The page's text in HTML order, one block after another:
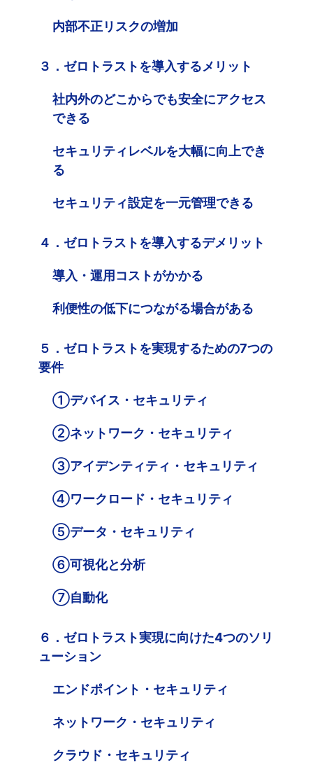
内部不正リスクの増加
３．ゼロトラストを導入するメリット
社内外のどこからでも安全にアクセス
できる
セキュリティレベルを大幅に向上でき
る
セキュリティ設定を一元管理できる
４．ゼロトラストを導入するデメリット
導入・運用コストがかかる
利便性の低下につながる場合がある
５．ゼロトラストを実現するための7つの
要件
①デバイス・セキュリティ
②ネットワーク・セキュリティ
③アイデンティティ・セキュリティ
④ワークロード・セキュリティ
⑤データ・セキュリティ
⑥可視化と分析
⑦自動化
６．ゼロトラスト実現に向けた4つのソリ
ューション
エンドポイント・セキュリティ
ネットワーク・セキュリティ
クラウド・セキュリティ